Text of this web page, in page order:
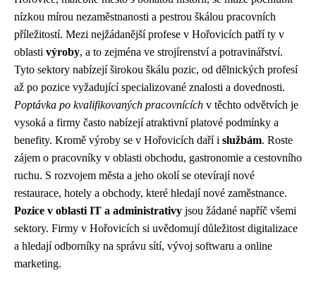
nízkou mírou nezaměstnanosti a pestrou škálou pracovních
příležitostí. Mezi nejžádanější profese v Hořovicích patří ty v
oblasti výroby, a to zejména ve strojírenství a potravinářství.
Tyto sektory nabízejí širokou škálu pozic, od dělnických profesí
až po pozice vyžadující specializované znalosti a dovednosti.
Poptávka po kvalifikovaných pracovnících v těchto odvětvích je
vysoká a firmy často nabízejí atraktivní platové podmínky a
benefity. Kromě výroby se v Hořovicích daří i službám. Roste
zájem o pracovníky v oblasti obchodu, gastronomie a cestovního
ruchu. S rozvojem města a jeho okolí se otevírají nové
restaurace, hotely a obchody, které hledají nové zaměstnance.
Pozice v oblasti IT a administrativy jsou žádané napříč všemi
sektory. Firmy v Hořovicích si uvědomují důležitost digitalizace
a hledají odborníky na správu sítí, vývoj softwaru a online
marketing.